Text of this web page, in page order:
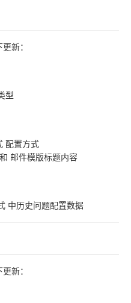
新：
型
配置方式
邮件模版标题内容
中历史问题配置数据
新：